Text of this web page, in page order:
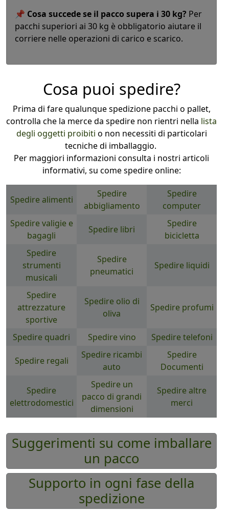
📌 Cosa succede se il pacco supera i 30 kg? Per
pacchi superiori ai 30 kg è obbligatorio aiutare il
corriere nelle operazioni di carico e scarico.
Cosa puoi spedire?
Prima di fare qualunque spedizione pacchi o pallet,
controlla che la merce da spedire non rientri nella lista
degli oggetti proibiti o non necessiti di particolari
tecniche di imballaggio.
Per maggiori informazioni consulta i nostri articoli
informativi, su come spedire online:
Spedire alimenti
Spedire
abbigliamento
Spedire
computer
Spedire valigie e
bagagli
Spedire libri
Spedire
bicicletta
Spedire
strumenti
musicali
Spedire
pneumatici
Spedire liquidi
Spedire
attrezzature
sportive
Spedire olio di
oliva
Spedire profumi
Spedire quadri Spedire vino Spedire telefoni
Spedire regali
Spedire ricambi
auto
Spedire
Documenti
Spedire
elettrodomestici
Spedire un
pacco di grandi
dimensioni
Spedire altre
merci
Suggerimenti su come imballare
un pacco
Supporto in ogni fase della
spedizione